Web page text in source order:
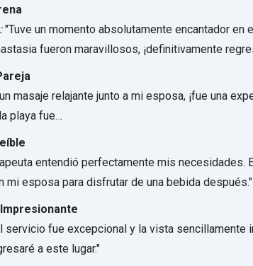
"Tuve un momento absolutamente encantador en
fueron maravillosos, ¡definitivamente
masaje relajante junto a mi esposa, ¡fue una
playa fue…
entendió perfectamente mis necesidades.
mi esposa para disfrutar de una bebida después."
servicio fue excepcional y la vista sencillamente
a este lugar."